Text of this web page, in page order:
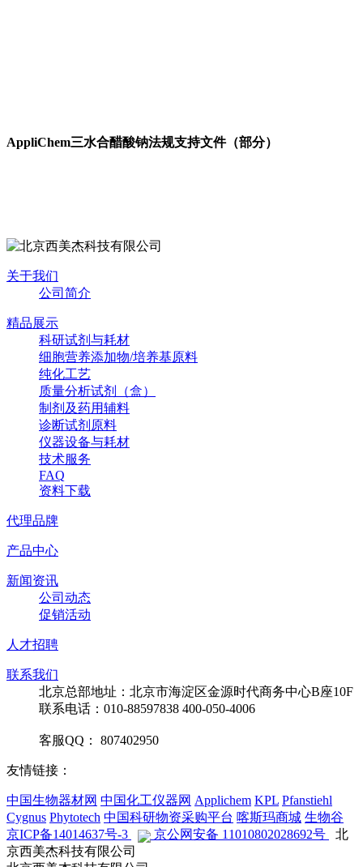
AppliChem三水合醋酸钠法规支持文件（部分）
关于我们
公司简介
精品展示
科研试剂与耗材
细胞营养添加物/培养基原料
纯化工艺
质量分析试剂（盒）
制剂及药用辅料
诊断试剂原料
仪器设备与耗材
技术服务
FAQ
资料下载
代理品牌
产品中心
新闻资讯
公司动态
促销活动
人才招聘
联系我们
北京总部地址：北京市海淀区金源时代商务中心B座10F
联系电话：010-88597838 400-050-4006
客服QQ： 807402950
友情链接：
中国生物器材网 中国化工仪器网 Applichem KPL Pfanstiehl
Cygnus Phytotech 中国科研物资采购平台 喀斯玛商城 生物谷
京ICP备14014637号-3
京公网安备 11010802028692号
北
京西美杰科技有限公司